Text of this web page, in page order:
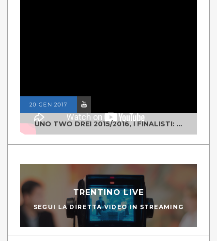
20 GEN 2017
UNO TWO DREI 2015/2016, I FINALISTI: CLASSE IV ALS ISTITUTO "DEGASPERI" BORGO VALSUGANA
TRENTINO LIVE
SEGUI LA DIRETTA VIDEO IN STREAMING